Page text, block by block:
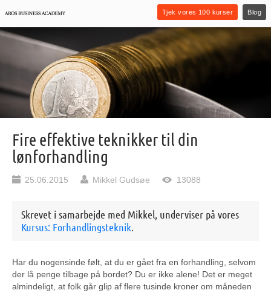
Tjek vores 100 kurser Blog
Fire effektive teknikker til din
lønforhandling
25.06.2015 Mikkel Gudsøe 13088
Skrevet i samarbejde med Mikkel, underviser på vores
Kursus: Forhandlingsteknik.
Har du nogensinde følt, at du er gået fra en forhandling, selvom
der lå penge tilbage på bordet? Du er ikke alene! Det er meget
almindeligt, at folk går glip af flere tusinde kroner om måneden